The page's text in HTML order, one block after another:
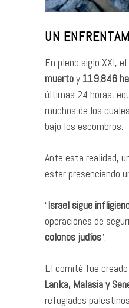
UN
En pleno siglo XXI,
muertoy 119.846
últimas 24 horas,
muchos de los
bajo los escombros.
Ante esta realidad,
estar presenciando
“Israel sigue
operaciones de
colonos judíos”.
El comité fue
Lanka, Malasia y
refugiados